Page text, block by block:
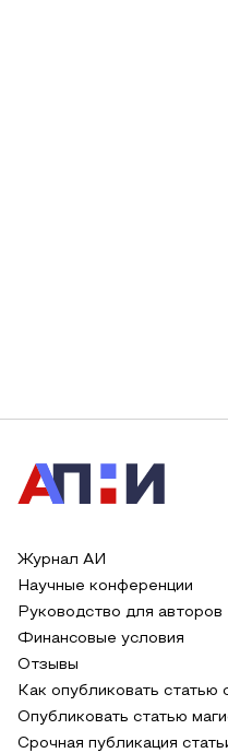
Журнал АИ
Научные конференции
Руководство для авторов
Финансовые условия
Отзывы
Как опубликовать статью
Опубликовать статью
Срочная публикация